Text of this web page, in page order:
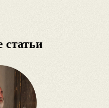
статьи